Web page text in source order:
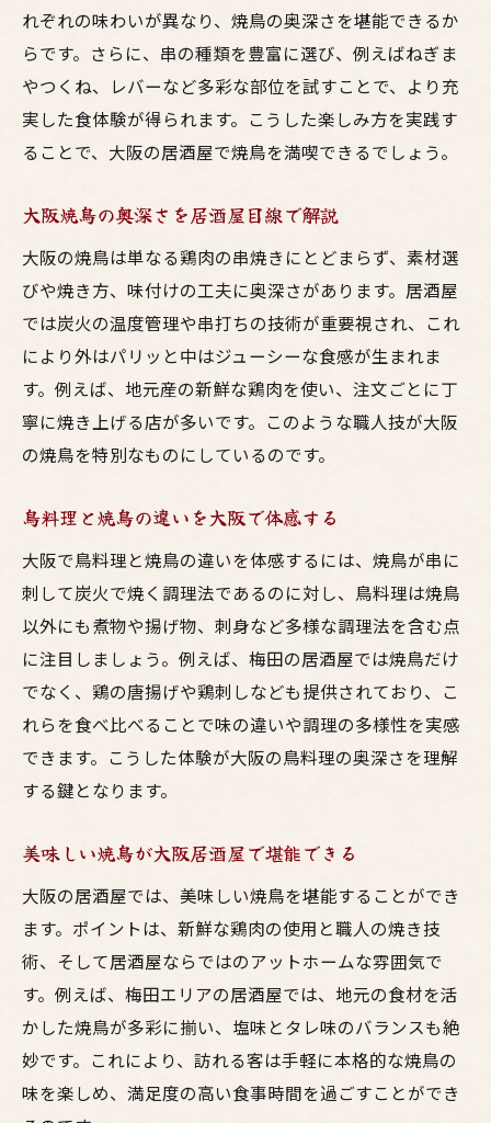
大阪の焼鳥居酒屋で注目すべきポイント
梅田周辺で焼鳥好きが集うスポット特集
美味しい焼鳥を求めて大阪居酒屋巡り
鳥料理好きが選ぶ大阪焼鳥ランキング
居酒屋梅田の焼鳥はグルメ通も納得の味
大阪焼鳥百名店の魅力と選び方を解説
大阪の居酒屋で焼鳥の奥深さを体験する
梅田の焼鳥は味付けや部位も豊富に揃う
居酒屋で楽しむ大阪ならではの焼鳥文化
鳥料理ファンが語る大阪焼鳥の魅力とは
大阪焼鳥の楽しみ方を居酒屋目線で紹介
焼鳥の新しい味を大阪で発見するコツ
安くて美味しい焼鳥を大阪で見つけるコツ
居酒屋選びのポイントは焼鳥の質と価格
大阪の焼鳥を美味しく楽しむための工夫
鳥料理でコスパを重視した居酒屋活用術
焼鳥好きが大阪で安さと美味しさを両立
大阪居酒屋で感じる鳥料理の新たな発見
大阪の居酒屋で鳥料理の新定番に出会う
梅田で味わう焼鳥は発見の連続が魅力
鳥料理のバリエーションが豊富な大阪居酒
屋
焼鳥の概念を覆す大阪の居酒屋体験
れぞれの味わいが異なり、焼鳥の奥深さを堪能できるか
らです。さらに、串の種類を豊富に選び、例えばねぎま
やつくね、レバーなど多彩な部位を試すことで、より充
実した食体験が得られます。こうした楽しみ方を実践す
ることで、大阪の居酒屋で焼鳥を満喫できるでしょう。
大阪焼鳥の奥深さを居酒屋目線で解説
大阪の焼鳥は単なる鶏肉の串焼きにとどまらず、素材選
びや焼き方、味付けの工夫に奥深さがあります。居酒屋
では炭火の温度管理や串打ちの技術が重要視され、これ
により外はパリッと中はジューシーな食感が生まれま
す。例えば、地元産の新鮮な鶏肉を使い、注文ごとに丁
寧に焼き上げる店が多いです。このような職人技が大阪
の焼鳥を特別なものにしているのです。
鳥料理と焼鳥の違いを大阪で体感する
大阪で鳥料理と焼鳥の違いを体感するには、焼鳥が串に
刺して炭火で焼く調理法であるのに対し、鳥料理は焼鳥
以外にも煮物や揚げ物、刺身など多様な調理法を含む点
に注目しましょう。例えば、梅田の居酒屋では焼鳥だけ
でなく、鶏の唐揚げや鶏刺しなども提供されており、こ
れらを食べ比べることで味の違いや調理の多様性を実感
できます。こうした体験が大阪の鳥料理の奥深さを理解
する鍵となります。
美味しい焼鳥が大阪居酒屋で堪能できる
大阪の居酒屋では、美味しい焼鳥を堪能することができ
ます。ポイントは、新鮮な鶏肉の使用と職人の焼き技
術、そして居酒屋ならではのアットホームな雰囲気で
す。例えば、梅田エリアの居酒屋では、地元の食材を活
かした焼鳥が多彩に揃い、塩味とタレ味のバランスも絶
妙です。これにより、訪れる客は手軽に本格的な焼鳥の
味を楽しめ、満足度の高い食事時間を過ごすことができ